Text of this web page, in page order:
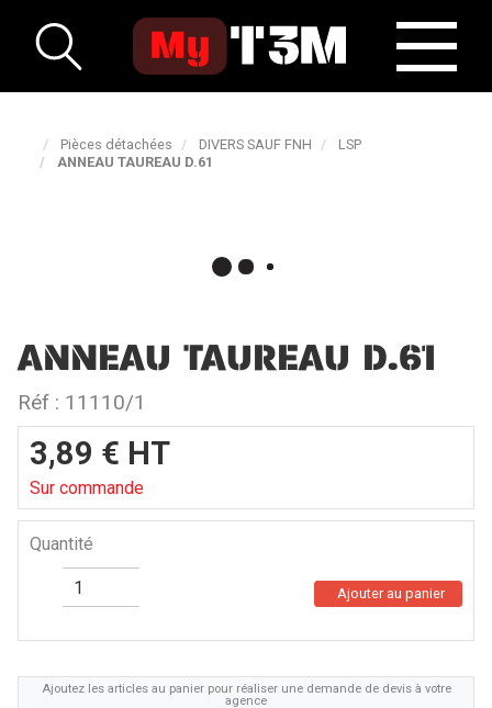
Pièces détachées DIVERS SAUF FNH
LSP
ANNEAU TAUREAU D.61
ANNEAU TAUREAU D.61
Réf : 11110/1
Ajoutez les articles au panier pour réaliser une demande de devis à votre
agence
3,89 € HT
Sur commande
Quantité
Ajouter au panier